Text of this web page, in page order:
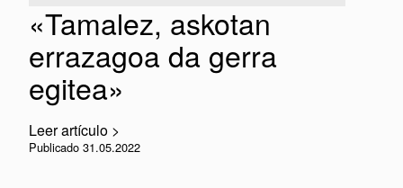
«Tamalez, askotan
errazagoa da gerra
egitea»
Leer artículo >
Publicado 31.05.2022